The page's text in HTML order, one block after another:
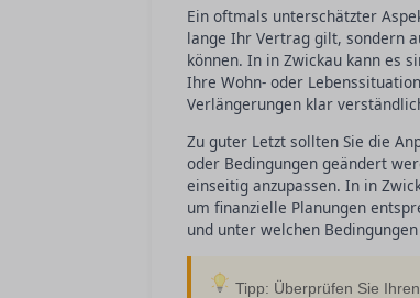
Ein oftmals unterschätzter
lange Ihr Vertrag gilt, sondern
können. In in Zwickau kann es
Ihre Wohn- oder
Verlängerungen klar
Zu guter Letzt sollten Sie die
oder Bedingungen geändert
einseitig anzupassen. In in
um finanzielle Planungen
und unter welchen
Tipp: Überprüfen Sie